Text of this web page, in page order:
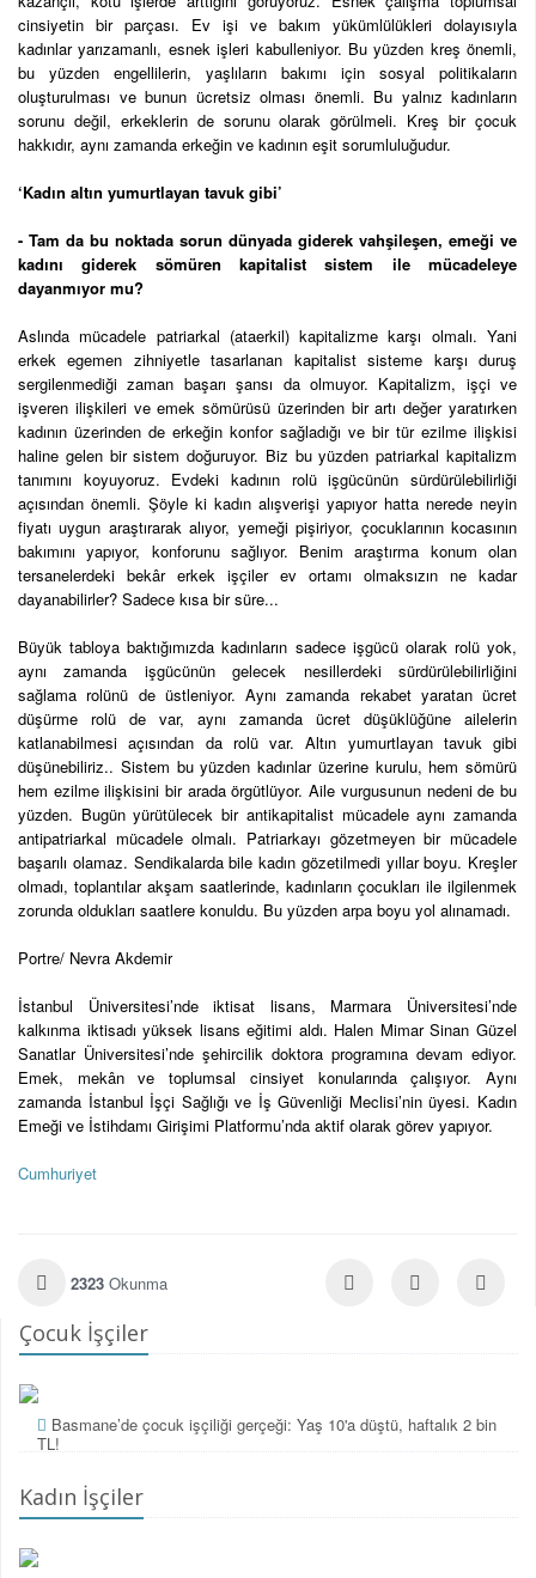
cinsiyetin bir parçası. Ev işi ve bakım yükümlülükleri dolayısıyla
kadınlar yarızamanlı, esnek işleri kabulleniyor. Bu yüzden kreş önemli,
bu yüzden engellilerin, yaşlıların bakımı için sosyal politikaların
oluşturulması ve bunun ücretsiz olması önemli. Bu yalnız kadınların
sorunu değil, erkeklerin de sorunu olarak görülmeli. Kreş bir çocuk
hakkıdır, aynı zamanda erkeğin ve kadının eşit sorumluluğudur.
‘Kadın altın yumurtlayan tavuk gibi’
- Tam da bu noktada sorun dünyada giderek vahşileşen, emeği ve
kadını giderek sömüren kapitalist sistem ile mücadeleye
dayanmıyor mu?
Aslında mücadele patriarkal (ataerkil) kapitalizme karşı olmalı. Yani
erkek egemen zihniyetle tasarlanan kapitalist sisteme karşı duruş
sergilenmediği zaman başarı şansı da olmuyor. Kapitalizm, işçi ve
işveren ilişkileri ve emek sömürüsü üzerinden bir artı değer yaratırken
kadının üzerinden de erkeğin konfor sağladığı ve bir tür ezilme ilişkisi
haline gelen bir sistem doğuruyor. Biz bu yüzden patriarkal kapitalizm
tanımını koyuyoruz. Evdeki kadının rolü işgücünün sürdürülebilirliği
açısından önemli. Şöyle ki kadın alışverişi yapıyor hatta nerede neyin
fiyatı uygun araştırarak alıyor, yemeği pişiriyor, çocuklarının kocasının
bakımını yapıyor, konforunu sağlıyor. Benim araştırma konum olan
tersanelerdeki bekâr erkek işçiler ev ortamı olmaksızın ne kadar
dayanabilirler? Sadece kısa bir süre...
Büyük tabloya baktığımızda kadınların sadece işgücü olarak rolü yok,
aynı zamanda işgücünün gelecek nesillerdeki sürdürülebilirliğini
sağlama rolünü de üstleniyor. Aynı zamanda rekabet yaratan ücret
düşürme rolü de var, aynı zamanda ücret düşüklüğüne ailelerin
katlanabilmesi açısından da rolü var. Altın yumurtlayan tavuk gibi
düşünebiliriz.. Sistem bu yüzden kadınlar üzerine kurulu, hem sömürü
hem ezilme ilişkisini bir arada örgütlüyor. Aile vurgusunun nedeni de bu
yüzden. Bugün yürütülecek bir antikapitalist mücadele aynı zamanda
antipatriarkal mücadele olmalı. Patriarkayı gözetmeyen bir mücadele
başarılı olamaz. Sendikalarda bile kadın gözetilmedi yıllar boyu. Kreşler
olmadı, toplantılar akşam saatlerinde, kadınların çocukları ile ilgilenmek
zorunda oldukları saatlere konuldu. Bu yüzden arpa boyu yol alınamadı.
Portre/ Nevra Akdemir
İstanbul Üniversitesi’nde iktisat lisans, Marmara Üniversitesi’nde
kalkınma iktisadı yüksek lisans eğitimi aldı. Halen Mimar Sinan Güzel
Sanatlar Üniversitesi’nde şehircilik doktora programına devam ediyor.
Emek, mekân ve toplumsal cinsiyet konularında çalışıyor. Aynı
zamanda İstanbul İşçi Sağlığı ve İş Güvenliği Meclisi’nin üyesi. Kadın
Emeği ve İstihdamı Girişimi Platformu’nda aktif olarak görev yapıyor.
Cumhuriyet
2323 Okunma
Çocuk İşçiler
Basmane’de çocuk işçiliği gerçeği: Yaş 10'a düştü, haftalık 2 bin
TL!
Kadın İşçiler